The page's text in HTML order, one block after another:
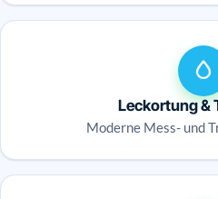
Leckortung &
Moderne Mess- und